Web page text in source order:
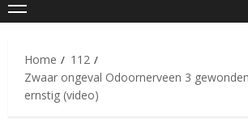
Primair
Home
112
Zwaar ongeval Odoornerveen 3
ernstig (video)